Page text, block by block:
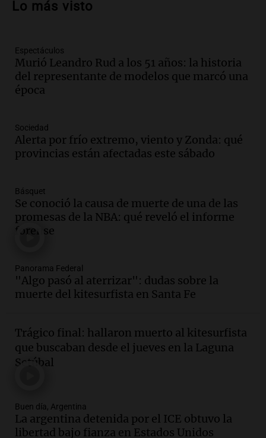
Vargas en 2007
Audio.
Iniciativa ciudadana busca
limpiar el río Suquía de residuos sólidos
con el apoyo municipal
Panorama Federal
Audio.
las nuevas detenciones: "En esa casa
todos tenían algo que ver"
Audio. Jorge Roni Vargas habla del
crecimiento futbolístico de su hijo en el
Barcelona y su futuro
Panorama Federal
Audio.Nutricionista derribó el mito del
desayuno ideal: ¿ qué alimentos
conviene priorizar cada día ?
Audio.Detenidos relacionados con el
caso Barreler se amplían según familia
de la víctima
Audio.Análisis de la derrota legislativa
del oficialismo en el Congreso: El
Lo más visto
Espectáculos
Murió Leandro Rud a los 51 años: la historia
del representante de modelos que marcó una
época
Sociedad
Alerta por frío extremo, viento y Zonda: qué
provincias están afectadas este sábado
Básquet
Se conoció la causa de muerte de una de las
promesas de la NBA: qué reveló el informe
forense
Panorama Federal
"Algo pasó al aterrizar": dudas sobre la
muerte del kitesurfista en Santa Fe
Trágico final: hallaron muerto al kitesurfista
que buscaban desde el jueves en la Laguna
Setúbal
Buen día, Argentina
La argentina detenida por el ICE obtuvo la
libertad bajo fianza en Estados Unidos